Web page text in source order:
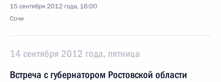
15 сентября 2012 года, 16:00
Сочи
14 сентября 2012 года, пятница
Встреча с губернатором Ростовской области